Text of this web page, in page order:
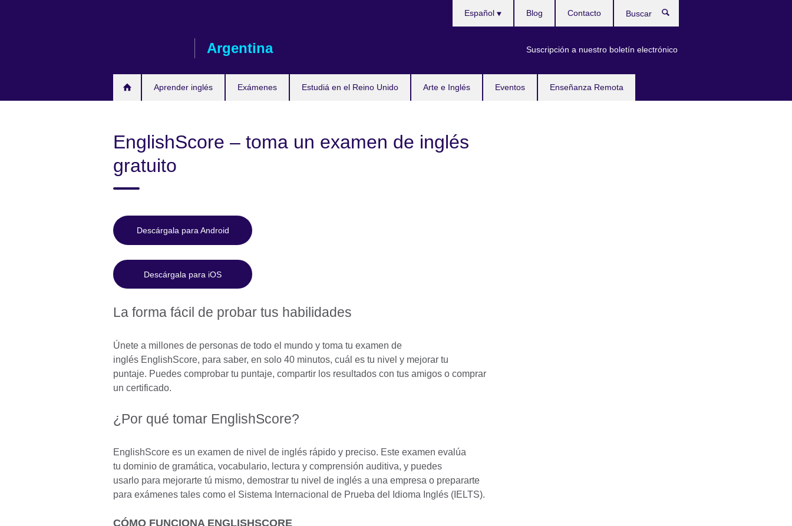
Argentina
Aprender inglés Exámenes Estudiá en el Reino Unido Arte e Inglés Eventos Enseñanza Remota
Español
Suscripción a nuestro boletín electrónico
Blog Contacto
EnglishScore – toma un examen de inglés
gratuito
Descárgala para Android
Descárgala para iOS
La forma fácil de probar tus habilidades
Únete a millones de personas de todo el mundo y toma tu examen de
inglés EnglishScore, para saber, en solo 40 minutos, cuál es tu nivel y mejorar tu
puntaje. Puedes comprobar tu puntaje, compartir los resultados con tus amigos o comprar
un certificado.
¿Por qué tomar EnglishScore?
EnglishScore es un examen de nivel de inglés rápido y preciso. Este examen evalúa
tu dominio de gramática, vocabulario, lectura y comprensión auditiva, y puedes
usarlo para mejorarte tú mismo, demostrar tu nivel de inglés a una empresa o prepararte
para exámenes tales como el Sistema Internacional de Prueba del Idioma Inglés (IELTS).
CÓMO FUNCIONA ENGLISHSCORE